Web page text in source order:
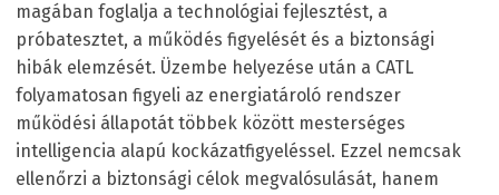
magában foglalja a technológiai fejlesztést, a
próbatesztet, a működés figyelését és a biztonsági
hibák elemzését. Üzembe helyezése után a CATL
folyamatosan figyeli az energiatároló rendszer
működési állapotát többek között mesterséges
intelligencia alapú kockázatfigyeléssel. Ezzel nemcsak
ellenőrzi a biztonsági célok megvalósulását, hanem